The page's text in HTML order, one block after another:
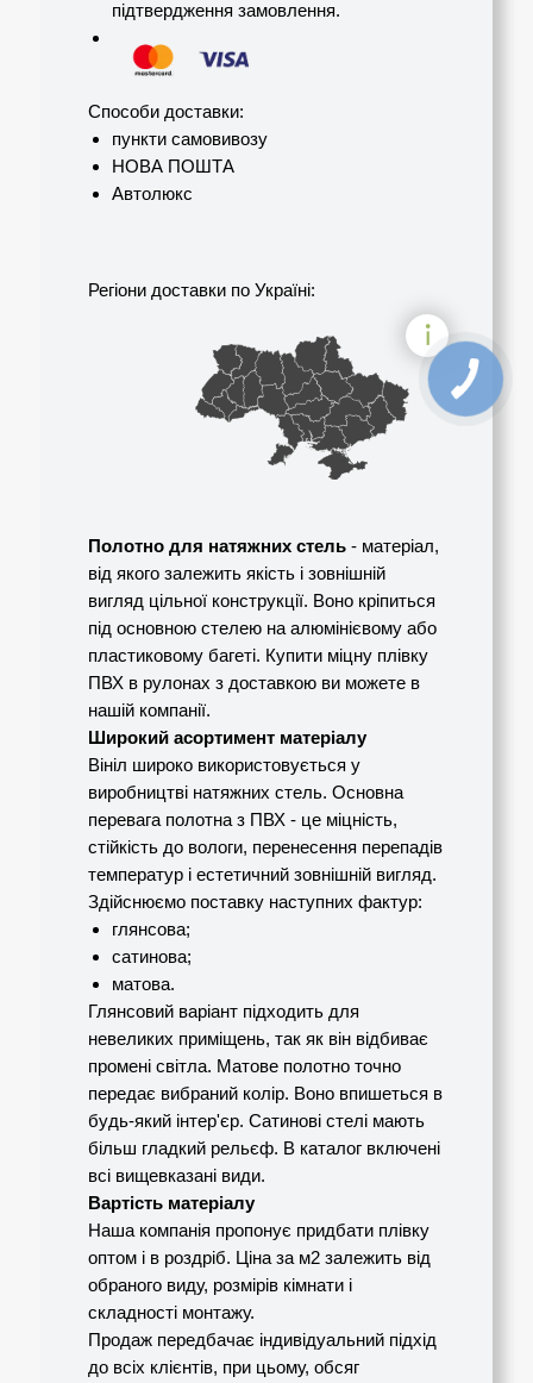
Регіони доставки по Україні:
Способи доставки:
пункти самовивозу
НОВА ПОШТА
Автолюкс
підтвердження замовлення.
Полотно для натяжних стель - матеріал,
від якого залежить якість і зовнішній
вигляд цільної конструкції. Воно кріпиться
під основною стелею на алюмінієвому або
пластиковому багеті. Купити міцну плівку
ПВХ в рулонах з доставкою ви можете в
нашій компанії.
Широкий асортимент матеріалу
Вініл широко використовується у
виробництві натяжних стель. Основна
перевага полотна з ПВХ - це міцність,
стійкість до вологи, перенесення перепадів
температур і естетичний зовнішній вигляд.
Здійснюємо поставку наступних фактур:
глянсова;
сатинова;
матова.
Глянсовий варіант підходить для
невеликих приміщень, так як він відбиває
промені світла. Матове полотно точно
передає вибраний колір. Воно впишеться в
будь-який інтер'єр. Сатинові стелі мають
більш гладкий рельєф. В каталог включені
всі вищевказані види.
Вартість матеріалу
Наша компанія пропонує придбати плівку
оптом і в роздріб. Ціна за м2 залежить від
обраного виду, розмірів кімнати і
складності монтажу.
Продаж передбачає індивідуальний підхід
до всіх клієнтів, при цьому, обсяг
КНОПКА
ЗВ'ЯЗКУ